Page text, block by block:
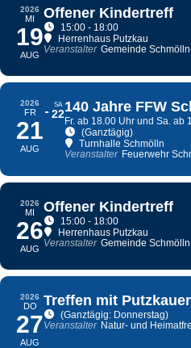
2026
MI
19
AUG
Offener Kindertreff
15:00 - 18:00
Herrenhaus Putzkau
Veranstalter Gemeinde
2026
FR
21
AUG
SA
22140 Jahre FFW
Fr. ab 18.00 Uhr und Sa. ab
(Ganztägig)
Turnhalle Schmölln
Veranstalter Feuerwehr
2026
MI
26
AUG
Offener Kindertreff
15:00 - 18:00
Herrenhaus Putzkau
Veranstalter Gemeinde
2026
DO
27
AUG
Treffen mit
(Ganztägig: Donnerstag)
Veranstalter Natur- und